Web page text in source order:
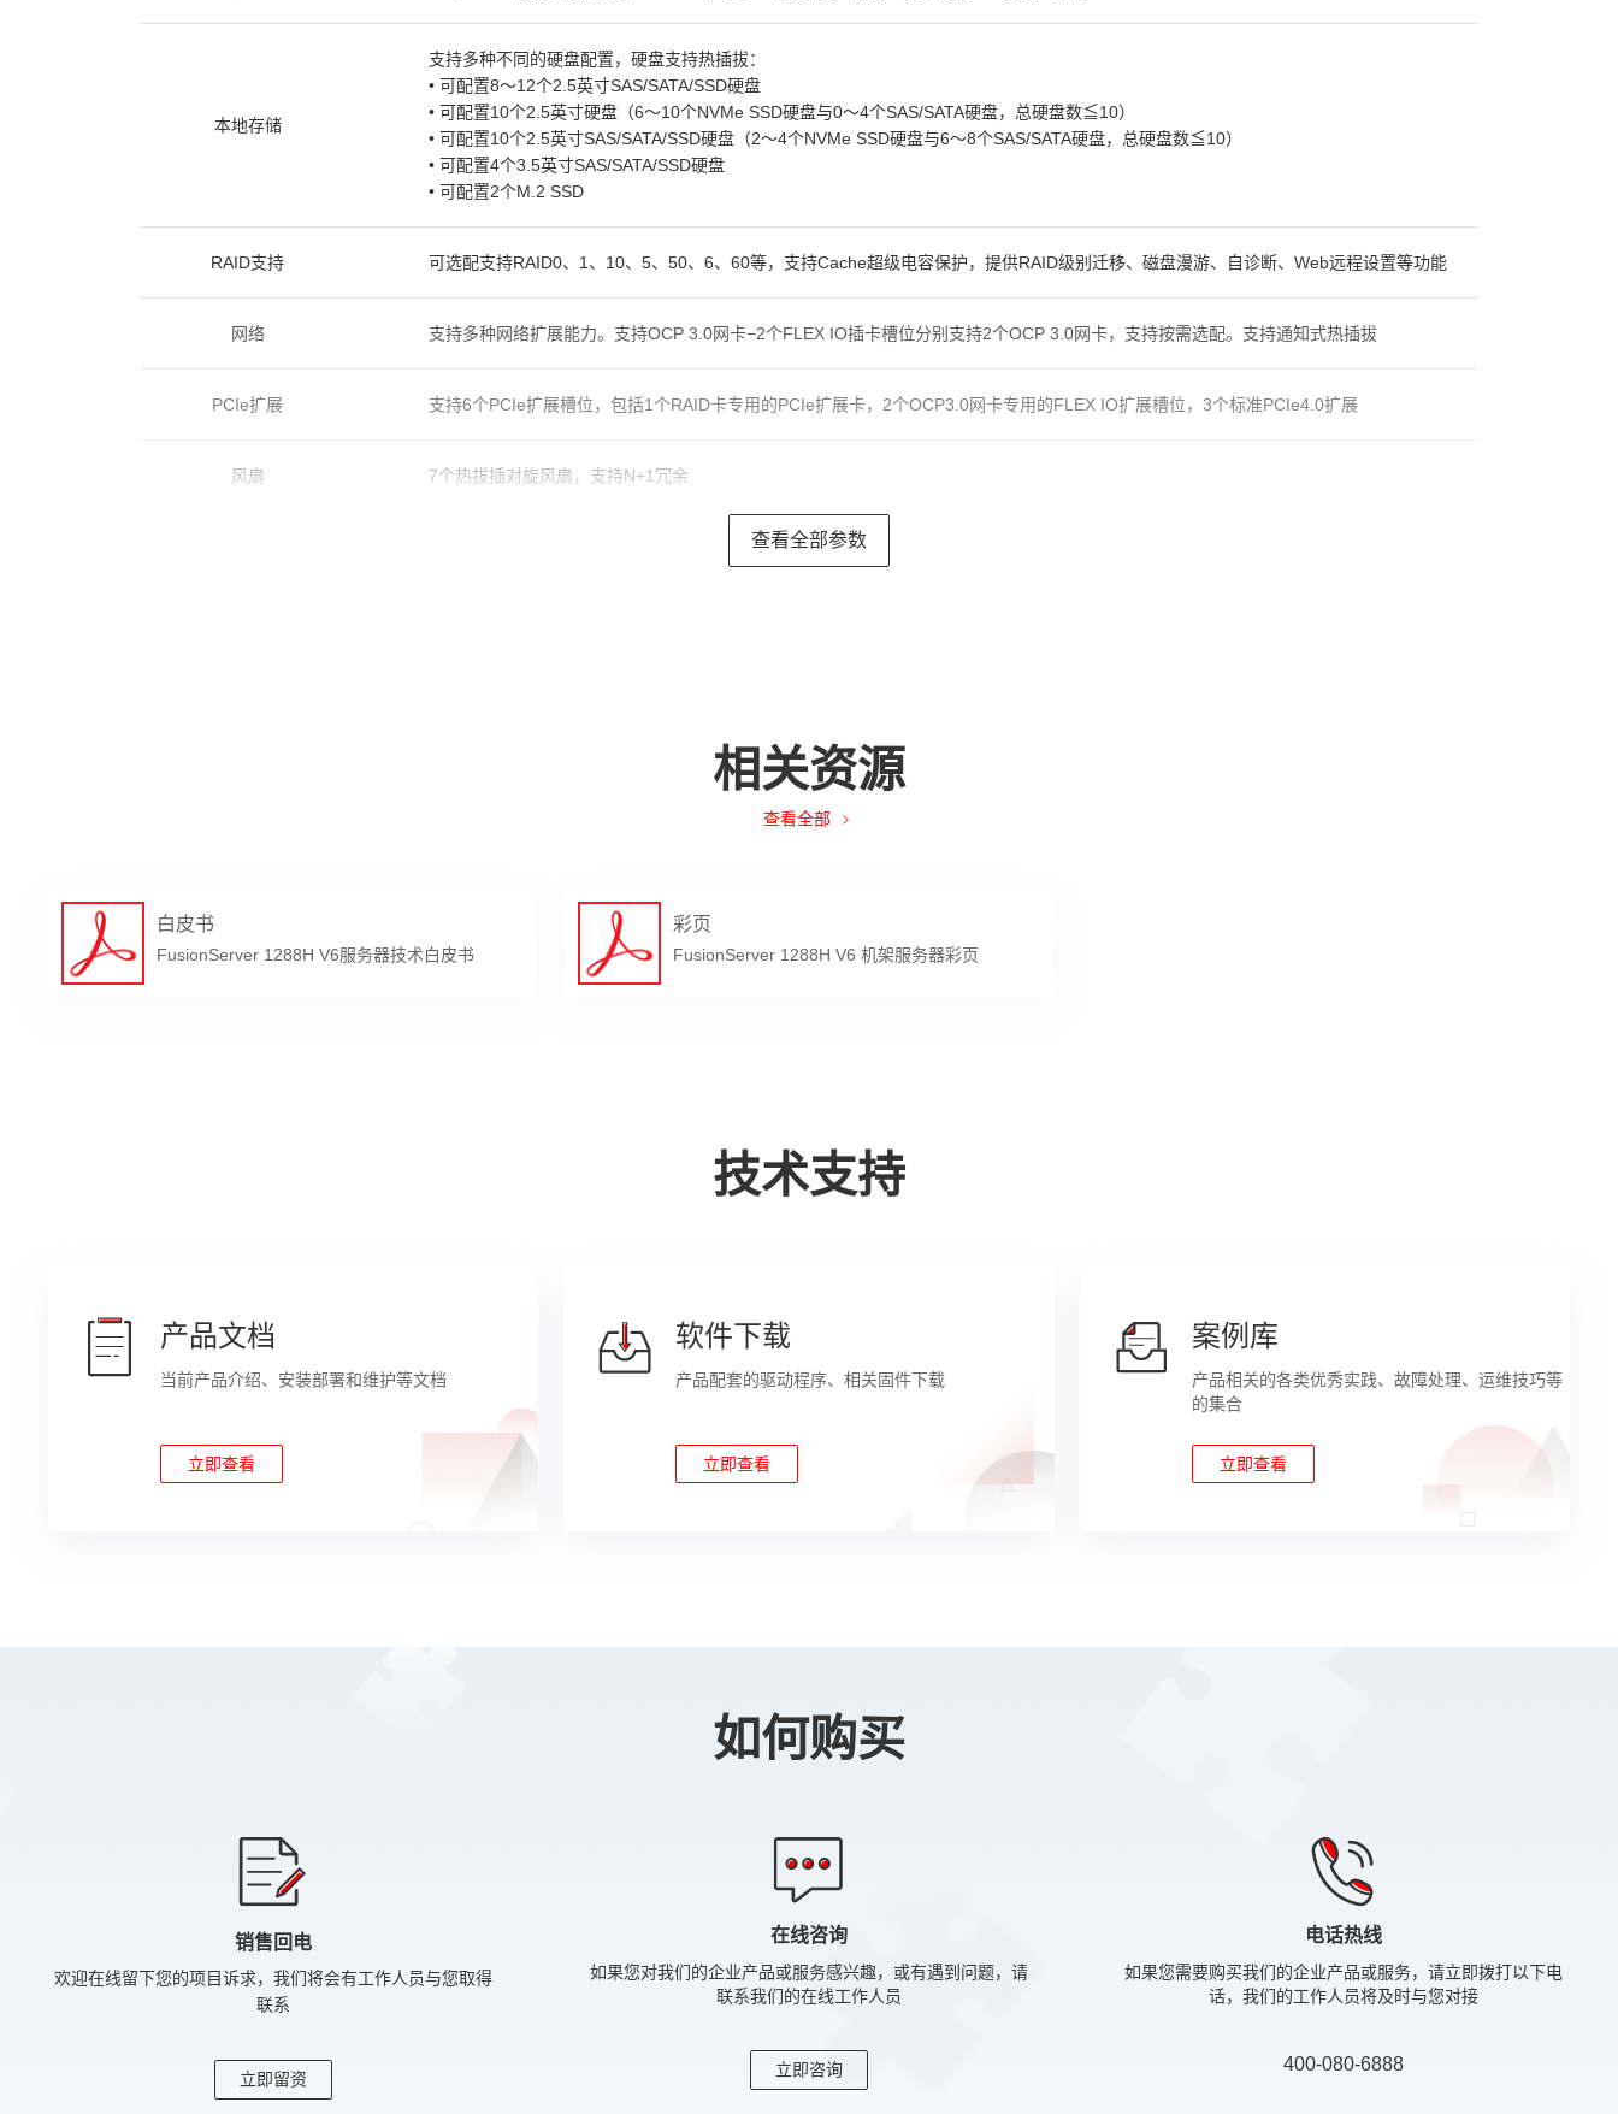
本地存储
支持多种不同的硬盘配置，硬盘支持热插拔：
• 可配置8～12个2.5英寸SAS/SATA/SSD硬盘
• 可配置10个2.5英寸硬盘（6～10个NVMe SSD硬盘与0～4个SAS/SATA硬盘，总硬盘数≦10）
• 可配置10个2.5英寸SAS/SATA/SSD硬盘（2～4个NVMe SSD硬盘与6～8个SAS/SATA硬盘，总硬盘数≦10）
• 可配置4个3.5英寸SAS/SATA/SSD硬盘
• 可配置2个M.2 SSD
RAID支持 可选配支持RAID0、1、10、5、50、6、60等，支持Cache超级电容保护，提供RAID级别迁移、磁盘漫游、自诊断、Web远程设置等功能
网络 支持多种网络扩展能力。支持OCP 3.0网卡−2个FLEX IO插卡槽位分别支持2个OCP 3.0网卡，支持按需选配。支持通知式热插拔
PCIe扩展 支持6个PCIe扩展槽位，包括1个RAID卡专用的PCIe扩展卡，2个OCP3.0网卡专用的FLEX IO扩展槽位，3个标准PCIe4.0扩展
风扇 7个热拔插对旋风扇，支持N+1冗余
可配置2个冗余热插拔电源，支持1+1冗余，可选规格如下：
• 900W AC白金/钛金电源（输入：100V AC～240V AC或192V DC～288V DC）
1800W（输入：200V AC～220V AC或192V DC～200V DC）
2000W（输入：220V AC～240V AC或200V DC～288V DC）
• 可选配FusionDirector管理软件，提供无状态计算、OS批量部署、固件自动升级等高级管理特性，实现全生命周期智能化、自动化管理
5ºC～45ºC（41ºF～113ºF）（符合ASHRAE Class A1/A2/A3/A4）
安装套件 支持L型滑道、可伸缩滑道、抱轨
查看全部参数
相关资源
查看全部
白皮书
FusionServer 1288H V6服务器技术白皮书
彩页
FusionServer 1288H V6 机架服务器彩页
技术支持
产品文档
当前产品介绍、安装部署和维护等文档
立即查看
软件下载
产品配套的驱动程序、相关固件下载
立即查看
案例库
产品相关的各类优秀实践、故障处理、运维技巧等
的集合
立即查看
如何购买
销售回电
欢迎在线留下您的项目诉求，我们将会有工作人员与您取得
联系
立即留资
在线咨询
如果您对我们的企业产品或服务感兴趣，或有遇到问题，请
联系我们的在线工作人员
立即咨询
电话热线
如果您需要购买我们的企业产品或服务，请立即拨打以下电
话，我们的工作人员将及时与您对接
400-080-6888